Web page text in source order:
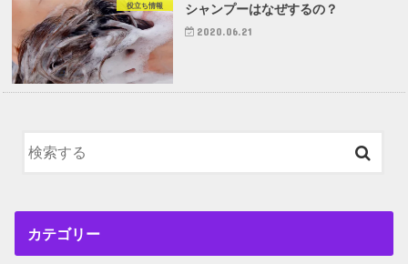
役立ち情報 シャンプーはなぜするの？
2020.06.21
カテゴリー